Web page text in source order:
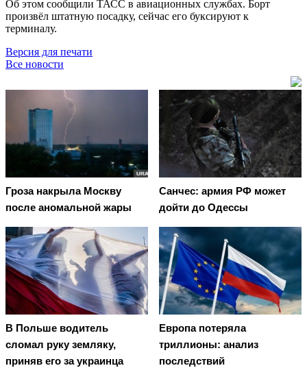
Об этом сообщили ТАСС в авиационных службах. Борт
произвёл штатную посадку, сейчас его буксируют к
терминалу.
Версия для печати
Все новости
Гроза накрыла Москву
после аномальной жары
Санчес: армия РФ может
дойти до Одессы
В Польше водитель
сломал руку земляку,
приняв его за украинца
Европа потеряла
триллионы: анализ
последствий